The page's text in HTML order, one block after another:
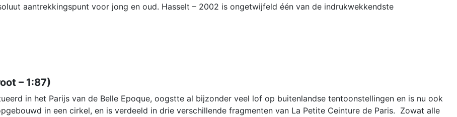
aantrekkingspunt voor jong en oud. Hasselt – 2002 is ongetwijfeld één van de indrukwekkendste
– 1:87)
in het Parijs van de Belle Epoque, oogstte al bijzonder veel lof op buitenlandse tentoonstellingen en is nu ook
in een cirkel, en is verdeeld in drie verschillende fragmenten van La Petite Ceinture de Paris. Zowat alle